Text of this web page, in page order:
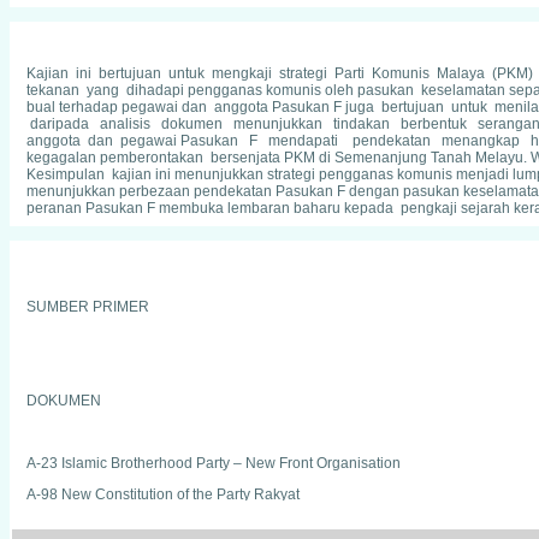
Kajian ini bertujuan untuk mengkaji strategi Parti Komunis Malaya
tekanan yang dihadapi pengganas komunis oleh pasukan keselamatan
bual terhadap pegawai dan anggota Pasukan F juga bertujuan untuk
daripada analisis dokumen menunjukkan tindakan berbentuk
anggota dan pegawai Pasukan F mendapati pendekatan menangkap
kegagalan pemberontakan bersenjata PKM di Semenanjung Tanah
Kesimpulan kajian ini menunjukkan strategi pengganas komunis
menunjukkan perbezaan pendekatan Pasukan F dengan pasukan
peranan Pasukan F membuka lembaran baharu kepada pengkaji sejarah
SUMBER PRIMER
DOKUMEN
A-23 Islamic Brotherhood Party – New Front Organisation
A-98 New Constitution of the Party Rakyat